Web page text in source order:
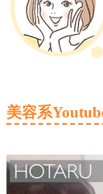
美容系